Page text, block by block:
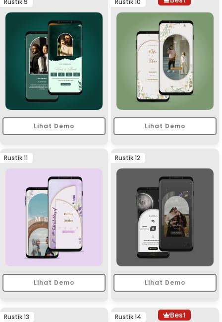
Lihat Demo
Rustik 9
Lihat Demo
Rustik 10
Lihat Demo
Rustik 11
Lihat Demo
Rustik 12
Rustik 13 Rustik 14 Best